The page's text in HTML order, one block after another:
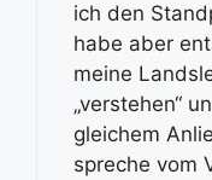
ich den
habe aber
meine
„verstehen“
gleichem
spreche vom